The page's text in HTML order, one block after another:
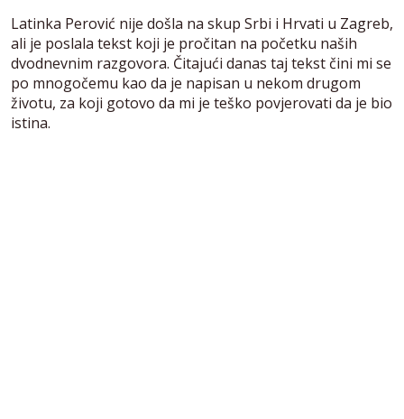
Latinka Perović nije došla na skup Srbi i Hrvati u Zagreb,
ali je poslala tekst koji je pročitan na početku naših
dvodnevnim razgovora. Čitajući danas taj tekst čini mi se
po mnogočemu kao da je napisan u nekom drugom
životu, za koji gotovo da mi je teško povjerovati da je bio
istina.